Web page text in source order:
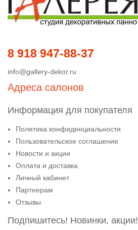
8 918 947-88-37
info@gallery-dekor.ru
Адреса салонов
Информация для покупателя
Политика конфиденциальности
Пользовательское соглашение
Новости и акции
Оплата и доставка
Личный кабинет
Партнерам
Отзывы
Подпишитесь! Новинки, акции!